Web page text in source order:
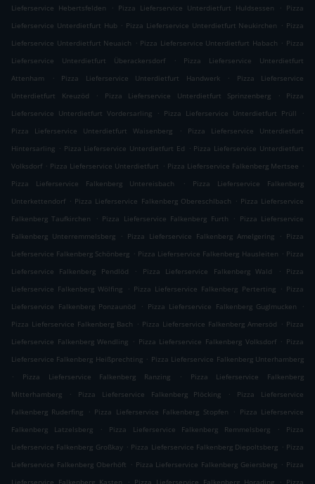
Lieferservice Hebertsfelden
. Pizza Lieferservice Unterdietfurt Huldsessen . Pizza
Lieferservice Unterdietfurt Hub . Pizza Lieferservice Unterdietfurt Neukirchen . Pizza
Lieferservice Unterdietfurt Neuaich . Pizza Lieferservice Unterdietfurt Habach . Pizza
Lieferservice Unterdietfurt Überackersdorf
.
Pizza Lieferservice Unterdietfurt
Attenham
. Pizza Lieferservice Unterdietfurt Handwerk .
Pizza Lieferservice
Unterdietfurt Kreuzöd
. Pizza Lieferservice Unterdietfurt Sprinzenberg .
Pizza
Lieferservice Unterdietfurt Vordersarling
. Pizza Lieferservice Unterdietfurt Prüll
.
Pizza Lieferservice Unterdietfurt Waisenberg
.
Pizza Lieferservice Unterdietfurt
Hintersarling . Pizza Lieferservice Unterdietfurt Ed . Pizza Lieferservice Unterdietfurt
Volksdorf . Pizza Lieferservice Unterdietfurt . Pizza Lieferservice Falkenberg Mertsee .
Pizza Lieferservice Falkenberg Untereisbach
.
Pizza Lieferservice Falkenberg
Unterkettendorf . Pizza Lieferservice Falkenberg Obereschlbach . Pizza Lieferservice
Falkenberg Taufkirchen
. Pizza Lieferservice Falkenberg Furth . Pizza Lieferservice
Falkenberg Unterremmelsberg
. Pizza Lieferservice Falkenberg Amelgering . Pizza
Lieferservice Falkenberg Schönberg . Pizza Lieferservice Falkenberg Hausleiten . Pizza
Lieferservice Falkenberg Pendlöd
. Pizza Lieferservice Falkenberg Wald .
Pizza
Lieferservice Falkenberg Wölfing
. Pizza Lieferservice Falkenberg Perterting . Pizza
Lieferservice Falkenberg Ponzaunöd
. Pizza Lieferservice Falkenberg Guglmucken
.
Pizza Lieferservice Falkenberg Bach . Pizza Lieferservice Falkenberg Amersöd . Pizza
Lieferservice Falkenberg Wendling . Pizza Lieferservice Falkenberg Volksdorf . Pizza
Lieferservice Falkenberg Heißprechting . Pizza Lieferservice Falkenberg Unterhamberg
.
Pizza Lieferservice Falkenberg Ranzing .
Pizza Lieferservice Falkenberg
Mitterhamberg
. Pizza Lieferservice Falkenberg Plöcking .
Pizza Lieferservice
Falkenberg Ruderfing
. Pizza Lieferservice Falkenberg Stopfen . Pizza Lieferservice
Falkenberg Latzelsberg
. Pizza Lieferservice Falkenberg Remmelsberg .
Pizza
Lieferservice Falkenberg Großkay . Pizza Lieferservice Falkenberg Diepoltsberg . Pizza
Lieferservice Falkenberg Oberhöft . Pizza Lieferservice Falkenberg Geiersberg . Pizza
. .